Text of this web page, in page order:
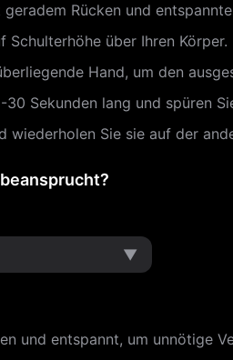
Rücken und
Schulterhöhe über Ihren Körper.
Hand, um den
30 Sekunden lang und spüren
wiederholen Sie sie auf der
▼
und entspannt, um unnötige